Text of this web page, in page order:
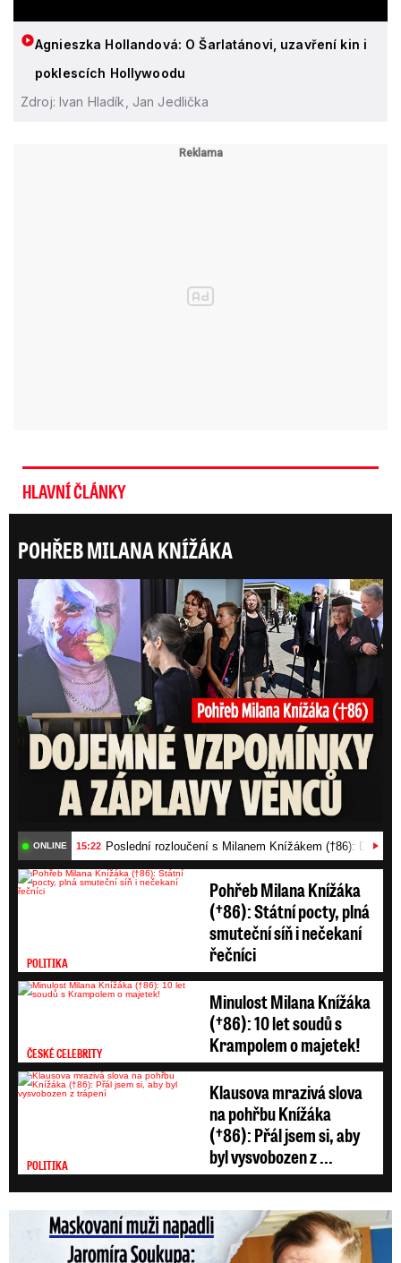
Agnieszka Hollandová: O Šarlatánovi, uzavření kin i
poklescích Hollywoodu
Zdroj: Ivan Hladík, Jan Jedlička
HLAVNÍ ČLÁNKY
POHŘEB MILANA KNÍŽÁKA
ONLINE 15:22 Poslední rozloučení s Milanem Knížákem (†86):
POLITIKA
Pohřeb Milana Knížáka
(†86): Státní pocty, plná
smuteční síň i nečekaní
řečníci
ČESKÉ CELEBRITY
Minulost Milana Knížáka
(†86): 10 let soudů s
Krampolem o majetek!
POLITIKA
Klausova mrazivá slova
na pohřbu Knížáka
(†86): Přál jsem si, aby
byl vysvobozen z ...
Maskovaní muži napadli Jaromíra Soukupa: Krvavá nakládačka